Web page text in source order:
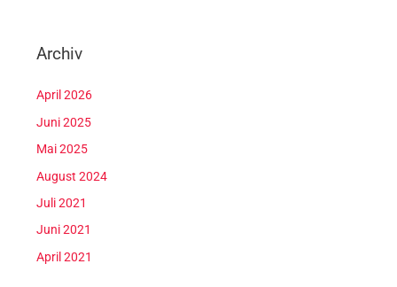
Archiv
April 2026
Juni 2025
Mai 2025
August 2024
Juli 2021
Juni 2021
April 2021